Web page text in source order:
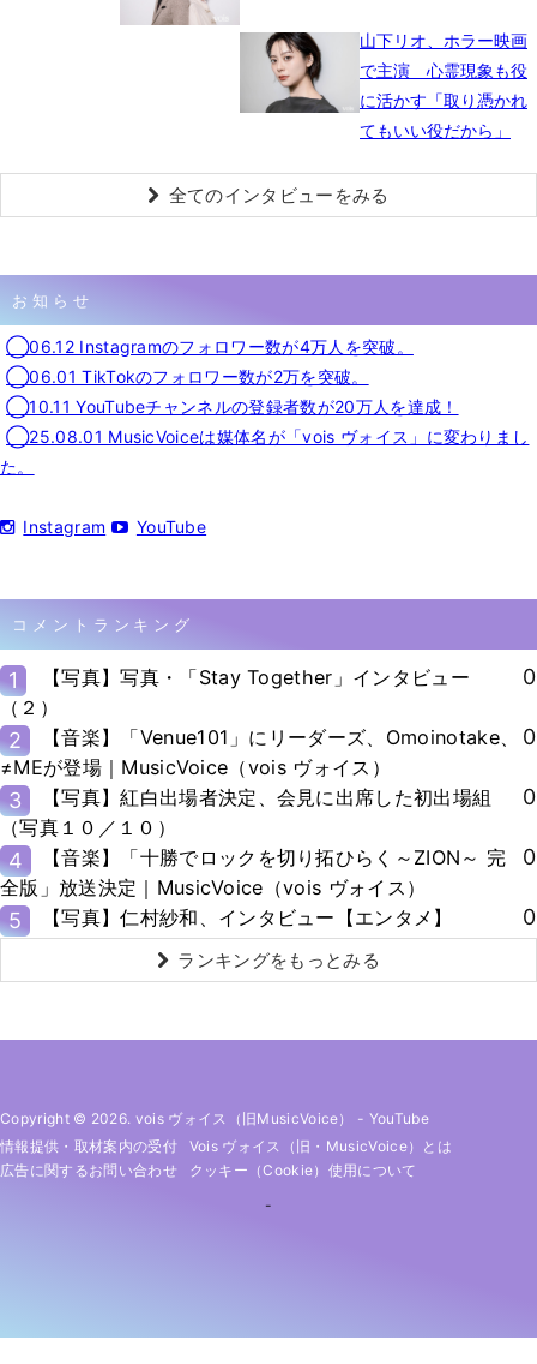
山下リオ、ホラー映画
で主演 心霊現象も役
に活かす「取り憑かれ
てもいい役だから」
全てのインタビューをみる
お知らせ
◯06.12 Instagramのフォロワー数が4万人を突破。
◯06.01 TikTokのフォロワー数が2万を突破。
◯10.11 YouTubeチャンネルの登録者数が20万人を達成！
◯25.08.01 MusicVoiceは媒体名が「vois ヴォイス」に変わりまし
た。
Instagram YouTube
コメントランキング
1
【写真】写真・「Stay Together」インタビュー
（２）
0
2
【音楽】「Venue101」にリーダーズ、Omoinotake、
≠MEが登場｜MusicVoice（vois ヴォイス）
0
3
【写真】紅白出場者決定、会見に出席した初出場組
（写真１０／１０）
0
4
【音楽】「十勝でロックを切り拓ひらく～ZION～ 完
全版」放送決定｜MusicVoice（vois ヴォイス）
0
5 【写真】仁村紗和、インタビュー【エンタメ】 0
ランキングをもっとみる
Copyright © 2026. vois ヴォイス（旧MusicVoice） - YouTube
情報提供・取材案内の受付
Vois ヴォイス（旧・MusicVoice）とは
広告に関するお問い合わせ
クッキー（cookie）使用について
-